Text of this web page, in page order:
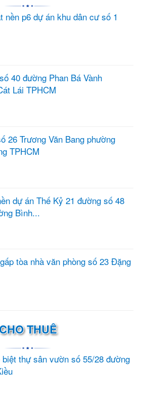
nền p6 dự án khu dân cư số 1
40 đường Phan Bá Vành
Lái TPHCM
26 Trương Văn Bang phường
TPHCM
dự án Thế Kỷ 21 đường số 48
Bình...
tòa nhà văn phòng số 23 Đặng
CHO THUÊ
biệt thự sân vườn số 55/28 đường